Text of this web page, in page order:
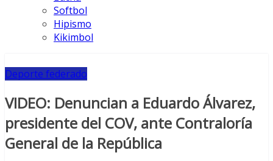
Softbol
Hipismo
Kikimbol
Deporte federado
VIDEO: Denuncian a Eduardo Álvarez,
presidente del COV, ante Contraloría
General de la República